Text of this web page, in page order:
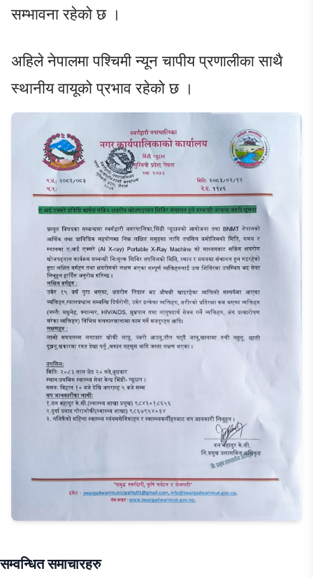
सम्भावना रहेको छ ।
अहिले नेपालमा पश्चिमी न्यून चापीय प्रणालीका साथै
स्थानीय वायूको प्रभाव रहेको छ ।
सम्वन्धित समाचारहरु